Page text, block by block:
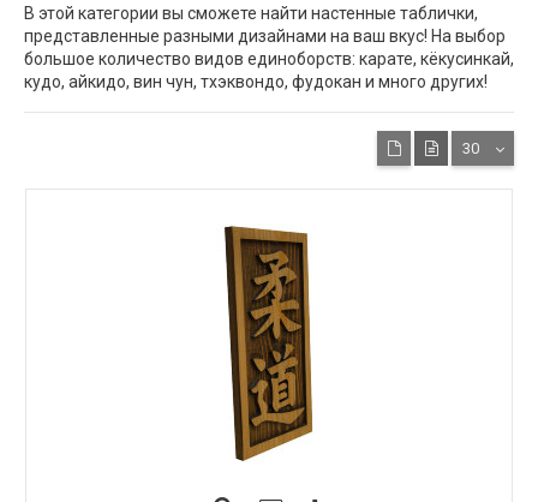
В этой категории вы сможете найти настенные таблички,
представленные разными дизайнами на ваш вкус! На выбор
большое количество видов единоборств: карате, кёкусинкай,
кудо, айкидо, вин чун, тхэквондо, фудокан и много других!
30